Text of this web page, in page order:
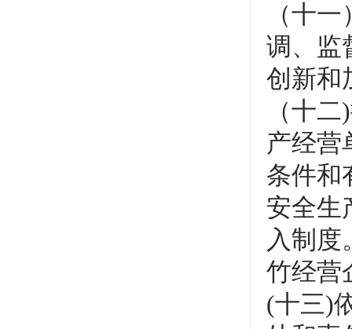
（十
调、监
创新和
（十
产经营
条件和
安全生
入制度
竹经营
(十三)